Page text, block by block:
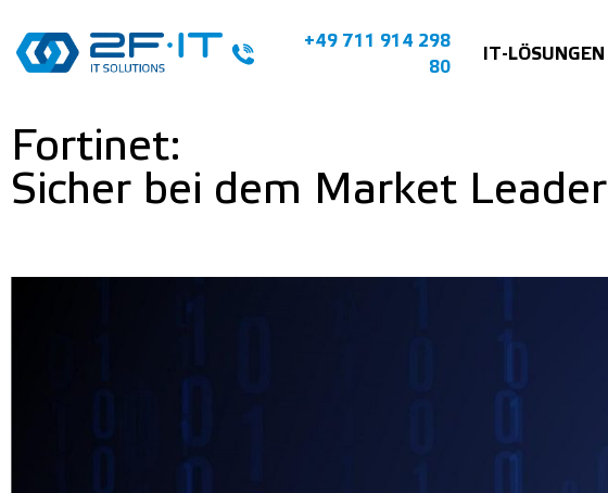
+49 711 914 298
80
IT-LÖSUNGEN
Fortinet:
Sicher bei dem Market Leader